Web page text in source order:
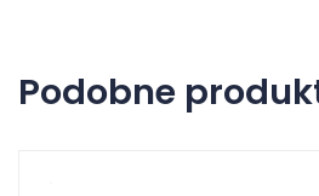
Podobne